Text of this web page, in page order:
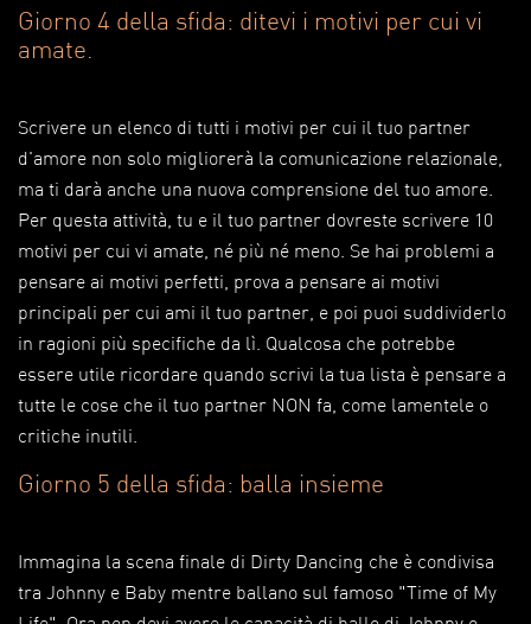
Giorno 4 della sfida: ditevi i motivi per cui vi
amate.
Scrivere un elenco di tutti i motivi per cui il tuo partner
d'amore non solo migliorerà la comunicazione relazionale,
ma ti darà anche una nuova comprensione del tuo amore.
Per questa attività, tu e il tuo partner dovreste scrivere 10
motivi per cui vi amate, né più né meno. Se hai problemi a
pensare ai motivi perfetti, prova a pensare ai motivi
principali per cui ami il tuo partner, e poi puoi suddividerlo
in ragioni più specifiche da lì. Qualcosa che potrebbe
essere utile ricordare quando scrivi la tua lista è pensare a
tutte le cose che il tuo partner NON fa, come lamentele o
critiche inutili.
Giorno 5 della sfida: balla insieme
Immagina la scena finale di Dirty Dancing che è condivisa
tra Johnny e Baby mentre ballano sul famoso "Time of My